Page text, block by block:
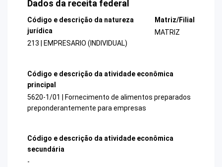
Dados da receita federal
Código e descrição da natureza
jurídica
213 | EMPRESARIO (INDIVIDUAL)
Matriz/Filial
MATRIZ
Código e descrição da atividade econômica
principal
5620-1/01 | Fornecimento de alimentos preparados
preponderantemente para empresas
Código e descrição da atividade econômica
secundária
-